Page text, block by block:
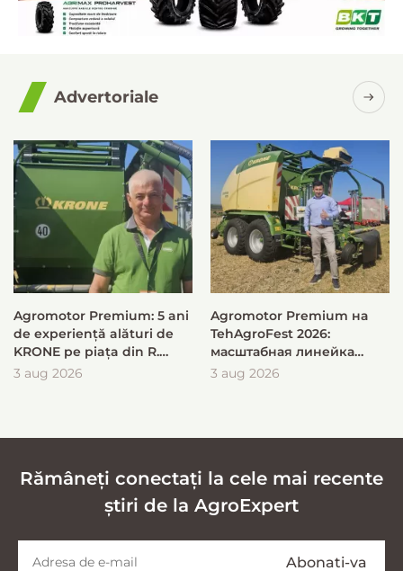
Advertoriale
Agromotor Premium: 5 ani
de experiență alături de
KRONE pe piața din R.
Moldova
3 aug 2026
Agromotor Premium на
TehAgroFest 2026:
масштабная линейка
KRONE для быстрой и
3 aug 2026
Rămâneți conectați la cele mai recente
știri de la AgroExpert